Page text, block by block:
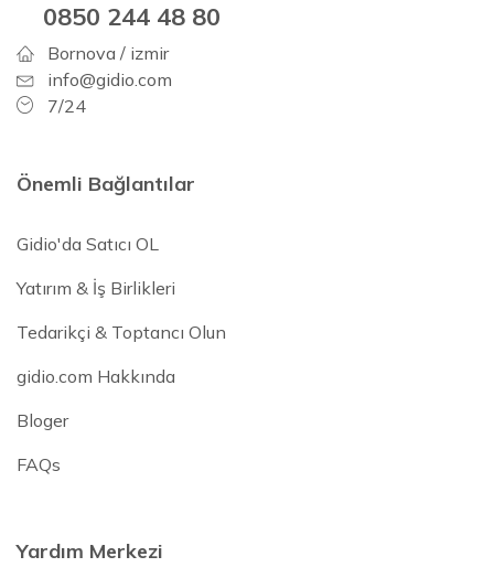
0850 244 48 80
Bornova / izmir
info@gidio.com
7/24
Önemli Bağlantılar
Gidio'da Satıcı OL
Yatırım & İş Birlikleri
Tedarikçi & Toptancı Olun
gidio.com Hakkında
Bloger
FAQs
Yardım Merkezi